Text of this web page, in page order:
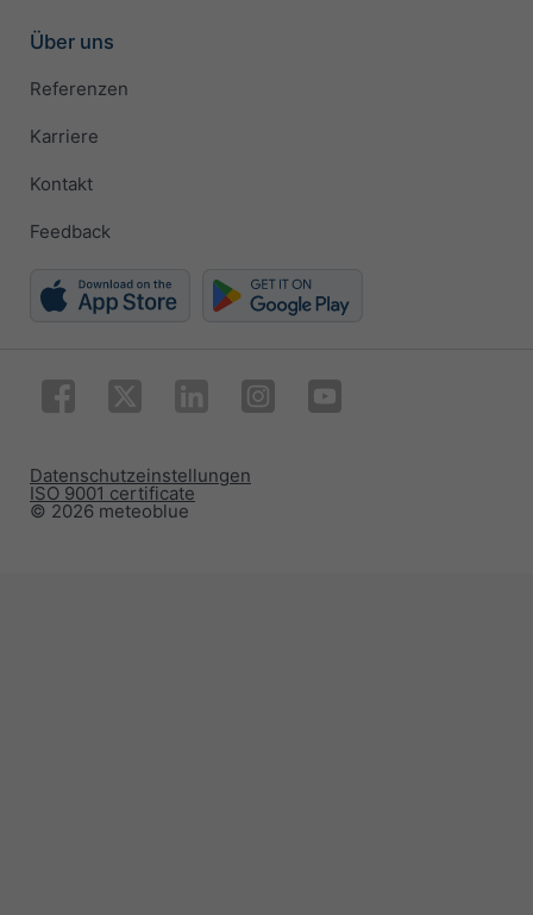
Über uns
Referenzen
Karriere
Kontakt
Feedback
© 2026 meteoblue
ISO 9001 certificate
Datenschutzeinstellungen